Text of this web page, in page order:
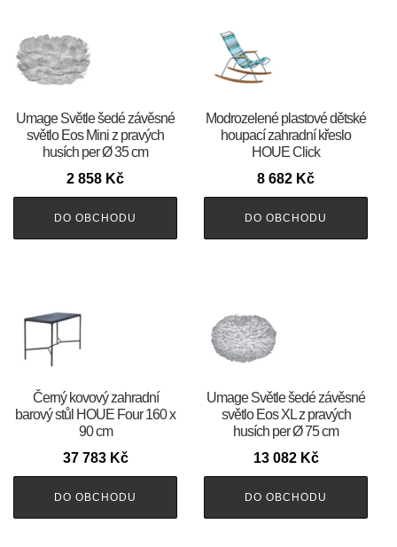
Umage Světle šedé závěsné
světlo Eos Mini z pravých
husích per Ø 35 cm
2 858 Kč
DO OBCHODU
Modrozelené plastové dětské
houpací zahradní křeslo
HOUE Click
8 682 Kč
DO OBCHODU
Černý kovový zahradní
barový stůl HOUE Four 160 x
90 cm
37 783 Kč
DO OBCHODU
Umage Světle šedé závěsné
světlo Eos XL z pravých
husích per Ø 75 cm
13 082 Kč
DO OBCHODU